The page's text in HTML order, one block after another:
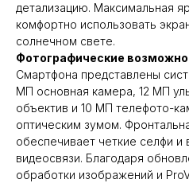
детализацию. Максимальная
комфортно использовать
солнечном свете.
Фотографические
Смартфона представлены
МП основная камера, 12 МП
объектив и 10 МП телефото-
оптическим зумом.
обеспечивает четкие селфи и
видеосвязи. Благодаря
обработки изображений и